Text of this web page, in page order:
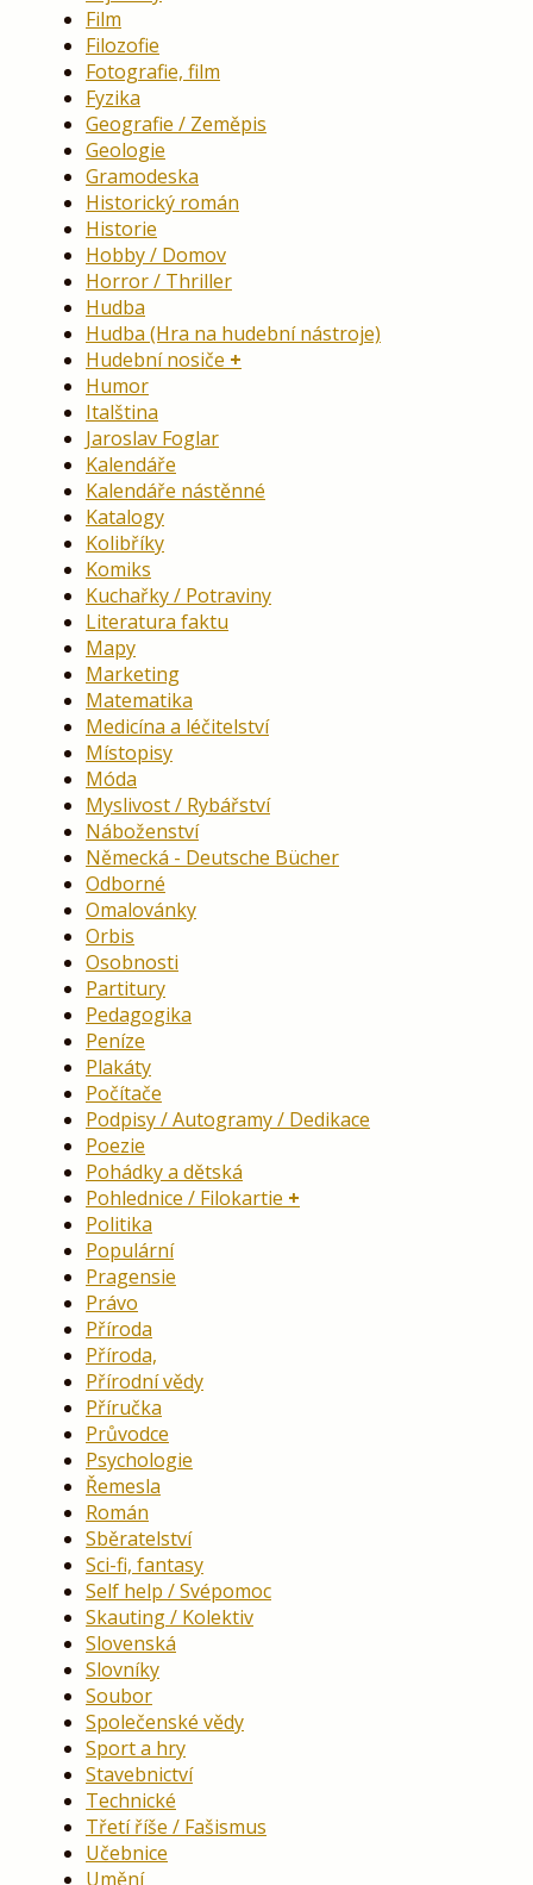
Film
Filozofie
Fotografie, film
Fyzika
Geografie / Zeměpis
Geologie
Gramodeska
Historický román
Historie
Hobby / Domov
Horror / Thriller
Hudba
Hudba (Hra na hudební nástroje)
Hudební nosiče
Humor
Italština
Jaroslav Foglar
Kalendáře
Kalendáře nástěnné
Katalogy
Kolibříky
Komiks
Kuchařky / Potraviny
Literatura faktu
Mapy
Marketing
Matematika
Medicína a léčitelství
Místopisy
Móda
Myslivost / Rybářství
Náboženství
Německá - Deutsche Bücher
Odborné
Omalovánky
Orbis
Osobnosti
Partitury
Pedagogika
Peníze
Plakáty
Počítače
Podpisy / Autogramy / Dedikace
Poezie
Pohádky a dětská
Pohlednice / Filokartie
Politika
Populární
Pragensie
Právo
Příroda
Příroda,
Přírodní vědy
Příručka
Průvodce
Psychologie
Řemesla
Román
Sběratelství
Sci-fi, fantasy
Self help / Svépomoc
Skauting / Kolektiv
Slovenská
Slovníky
Soubor
Společenské vědy
Sport a hry
Stavebnictví
Technické
Třetí říše / Fašismus
Učebnice
Umění